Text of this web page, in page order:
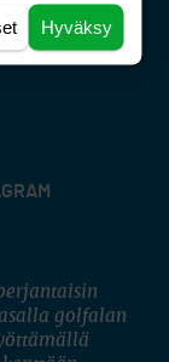
golfalan
Hyväksy